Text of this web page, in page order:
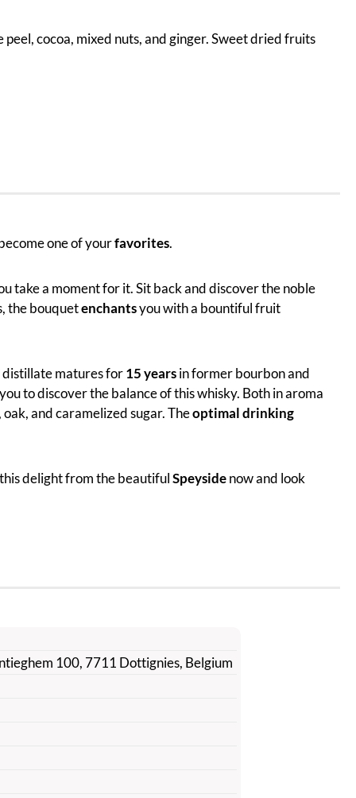
cocoa, mixed nuts, and ginger. Sweet dried fruits
one of yourfavorites.
take a moment for it. Sit back and discover the noble
the bouquetenchantsyou with a bountiful fruit
distillate matures for15 yearsin former bourbon and
to discover the balance of this whisky. Both in aroma
and caramelized sugar. Theoptimal drinking
delight from the beautifulSpeysidenow and look
100, 7711 Dottignies, Belgium